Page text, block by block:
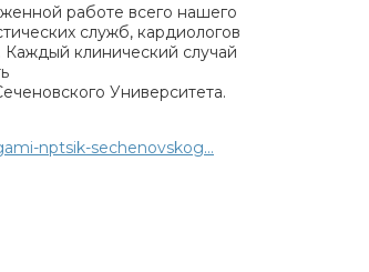
работе всего нашего
служб, кардиологов
Каждый клинический случай
Университета.
nptsik-sechenovskog...